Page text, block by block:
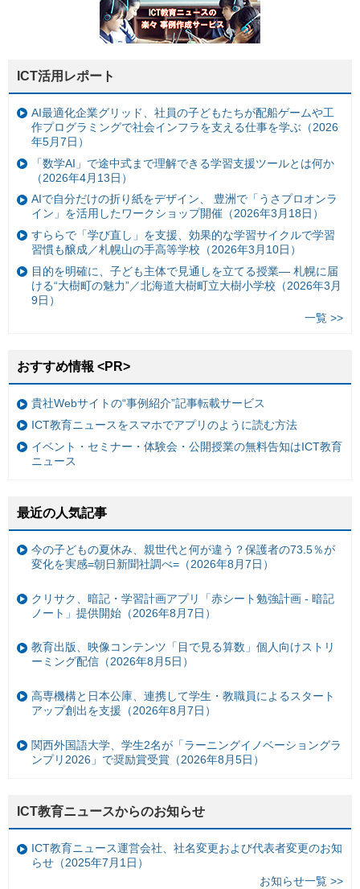
ICT活用レポート
AI最適化企業グリッド、社員の子どもたちが配船ゲームや工
作プログラミングで社会インフラを支える仕事を学ぶ（2026
年5月7日）
「数学AI」で途中式まで理解できる学習支援ツールとは何か
（2026年4月13日）
AIで自分だけの折り紙をデザイン、 豊洲で「うさプロオンラ
イン」を活用したワークショップ開催（2026年3月18日）
すららで「学び直し」を支援、効果的な学習サイクルで学習
習慣も醸成／札幌山の手高等学校（2026年3月10日）
目的を明確に、子ども主体で見通しを立てる授業— 札幌に届
ける“大樹町の魅力”／北海道大樹町立大樹小学校（2026年3月
9日）
一覧 >>
おすすめ情報 <PR>
貴社Webサイトの“事例紹介”記事転載サービス
ICT教育ニュースをスマホでアプリのように読む方法
イベント・セミナー・体験会・公開授業の無料告知はICT教育
ニュース
最近の人気記事
今の子どもの夏休み、親世代と何が違う？保護者の73.5％が
変化を実感=朝日新聞社調べ=（2026年8月7日）
クリサク、暗記・学習計画アプリ「赤シート勉強計画 - 暗記
ノート」提供開始（2026年8月7日）
教育出版、映像コンテンツ「目で見る算数」個人向けストリ
ーミング配信（2026年8月5日）
高専機構と日本公庫、連携して学生・教職員によるスタート
アップ創出を支援（2026年8月7日）
関西外国語大学、学生2名が「ラーニングイノベーショングラ
ンプリ2026」で奨励賞受賞（2026年8月5日）
ICT教育ニュースからのお知らせ
ICT教育ニュース運営会社、社名変更および代表者変更のお知
らせ（2025年7月1日）
お知らせ一覧 >>